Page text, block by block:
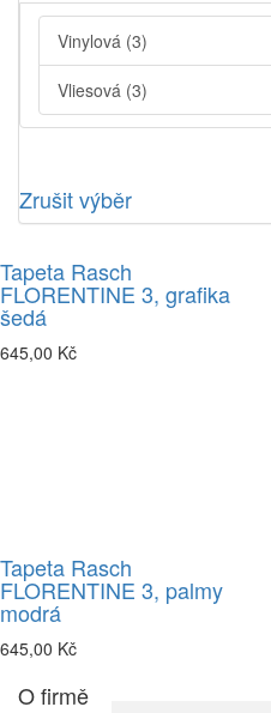
Vinylová (3)
Vliesová (3)
Zrušit výběr
Tapeta Rasch
FLORENTINE 3, grafika
šedá
645,00 Kč
Tapeta Rasch
FLORENTINE 3, palmy
modrá
645,00 Kč
O firmě